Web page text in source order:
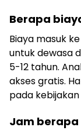
Berapa
Biaya masuk
untuk dewasa
5-12 tahun.
akses gratis.
pada
Jam berapa